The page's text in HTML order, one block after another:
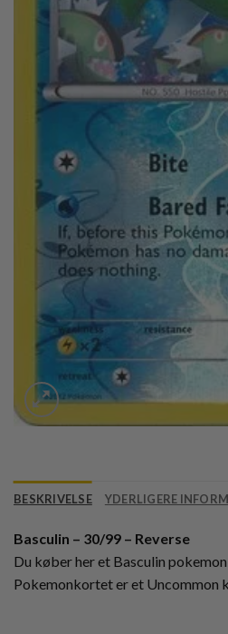
BESKRIVELSE YDERLIGERE
Basculin – 30/99 – Reverse
Du køber her et Basculin
Pokemonkortet er et Uncommon